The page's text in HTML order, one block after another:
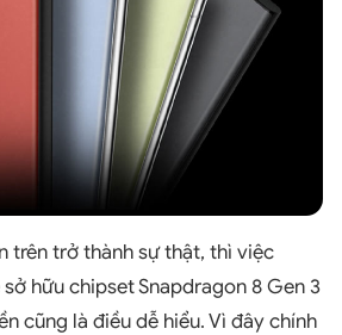
trên trở thành sự thật, thì việc
hữu chipset Snapdragon 8 Gen 3
cũng là điều dễ hiểu. Vì đây chính